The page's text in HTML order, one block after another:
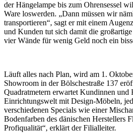
der Hängelampe bis zum Ohrensessel
Ware loswerden. „Dann müssen wir
transportieren“, sagt er mit einem
und Kunden tut sich damit die
vier Wände für wenig Geld noch ein
Läuft alles nach Plan, wird am 1.
Showroom in der Bölschestraße 137
Quadratmetern erwartet Kundinnen und
Einrichtungswelt mit Design-Möbeln,
verschiedenen Specials wie einer
Bodenfarben des dänischen Herstellers
Profiqualität“, erklärt der Filialleiter.